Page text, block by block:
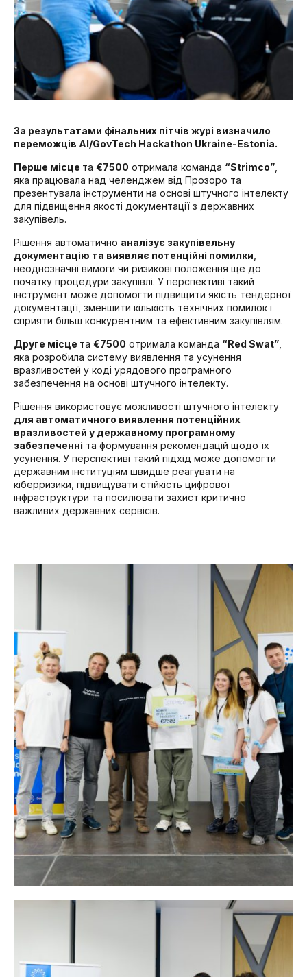
За результатами фінальних пітчів журі визначило
переможців AI/GovTech Hackathon Ukraine-Estonia.
Перше місце та €7500 отримала команда “Strimco”
яка працювала над челенджем від Прозоро та
презентувала інструменти на основі штучного інтелекту
для підвищення якості документації з державних
закупівель.
Рішення автоматично аналізує закупівельну
документацію та виявляє потенційні помилки
неоднозначні вимоги чи ризикові положення ще до
початку процедури закупівлі. У перспективі такий
інструмент може допомогти підвищити якість тендерної
документації, зменшити кількість технічних помилок і
сприяти більш конкурентним та ефективним закупівлям.
Друге місце та €7500 отримала команда “Red Swat”
яка розробила систему виявлення та усунення
вразливостей у коді урядового програмного
забезпечення на основі штучного інтелекту.
Рішення використовує можливості штучного інтелекту
для автоматичного виявлення потенційних
вразливостей у державному програмному
забезпеченні та формування рекомендацій щодо їх
усунення. У перспективі такий підхід може допомогти
державним інституціям швидше реагувати на
кіберризики, підвищувати стійкість цифрової
інфраструктури та посилювати захист критично
важливих державних сервісів.